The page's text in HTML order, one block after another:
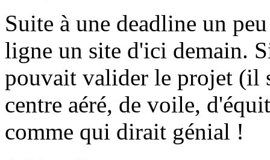
Suite à une deadline un
ligne un site d'ici demain.
pouvait valider le projet (il
centre aéré, de voile,
comme qui dirait génial !